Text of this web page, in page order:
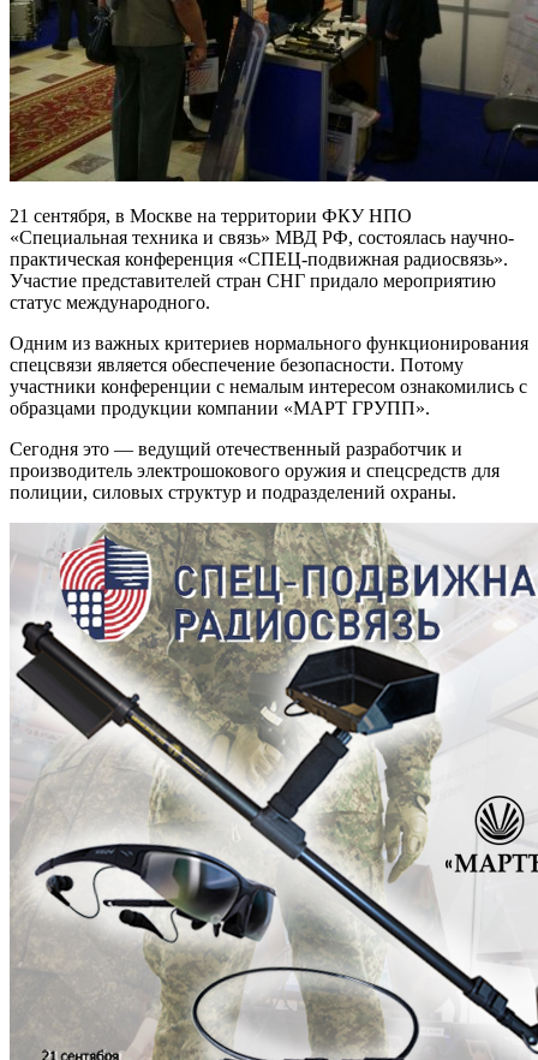
21 сентября, в Москве на территории ФКУ НПО
«Специальная техника и связь» МВД РФ, состоялась научно-
практическая конференция «СПЕЦ-подвижная радиосвязь».
Участие представителей стран СНГ придало мероприятию
статус международного.
Одним из важных критериев нормального функционирования
спецсвязи является обеспечение безопасности. Потому
участники конференции с немалым интересом ознакомились с
образцами продукции компании «МАРТ ГРУПП».
Сегодня это — ведущий отечественный разработчик и
производитель электрошокового оружия и спецсредств для
полиции, силовых структур и подразделений охраны.